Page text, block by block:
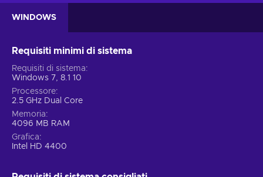
WINDOWS
Requisiti minimi di sistema
Requisiti di sistema
Windows 7, 8.1 10
Processore
2.5 GHz Dual Core
Memoria
4096 MB RAM
Grafica
Intel HD 4400